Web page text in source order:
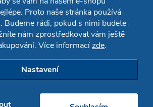
Proto naše stránka používá
Budeme rádi, pokud s nimi budete
nám zprostředkovat vám ještě
Více informacízde.
Nastavení